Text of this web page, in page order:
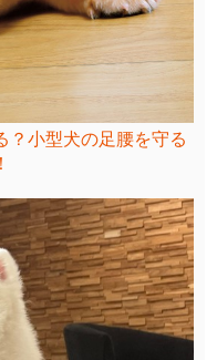
？小型犬の足腰を守る